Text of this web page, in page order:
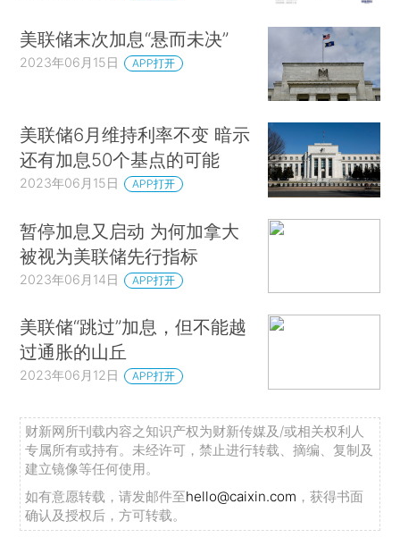
美联储末次加息“悬而未决”
2023年06月15日 APP打开
美联储6月维持利率不变 暗示
还有加息50个基点的可能
2023年06月15日 APP打开
暂停加息又启动 为何加拿大
被视为美联储先行指标
2023年06月14日 APP打开
美联储“跳过”加息，但不能越
过通胀的山丘
2023年06月12日 APP打开
财新网所刊载内容之知识产权为财新传媒及/或相关权利人
专属所有或持有。未经许可，禁止进行转载、摘编、复制及
建立镜像等任何使用。
如有意愿转载，请发邮件至hello@caixin.com ，获得书面
确认及授权后，方可转载。